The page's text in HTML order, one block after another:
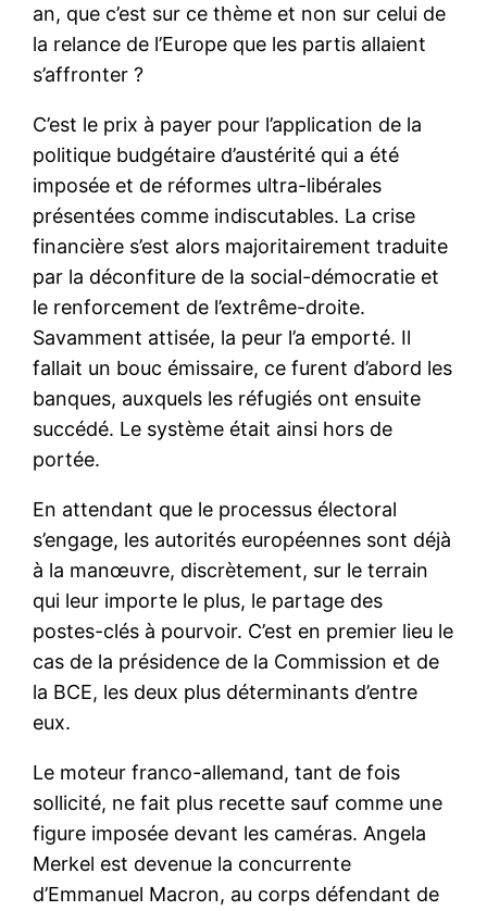
an, que c’est sur ce thème et non sur celui de
la relance de l’Europe que les partis allaient
s’affronter ?
C’est le prix à payer pour l’application de la
politique budgétaire d’austérité qui a été
imposée et de réformes ultra-libérales
présentées comme indiscutables. La crise
financière s’est alors majoritairement traduite
par la déconfiture de la social-démocratie et
le renforcement de l’extrême-droite.
Savamment attisée, la peur l’a emporté. Il
fallait un bouc émissaire, ce furent d’abord les
banques, auxquels les réfugiés ont ensuite
succédé. Le système était ainsi hors de
portée.
En attendant que le processus électoral
s’engage, les autorités européennes sont déjà
à la manœuvre, discrètement, sur le terrain
qui leur importe le plus, le partage des
postes-clés à pourvoir. C’est en premier lieu le
cas de la présidence de la Commission et de
la BCE, les deux plus déterminants d’entre
eux.
Le moteur franco-allemand, tant de fois
sollicité, ne fait plus recette sauf comme une
figure imposée devant les caméras. Angela
Merkel est devenue la concurrente
d’Emmanuel Macron, au corps défendant de